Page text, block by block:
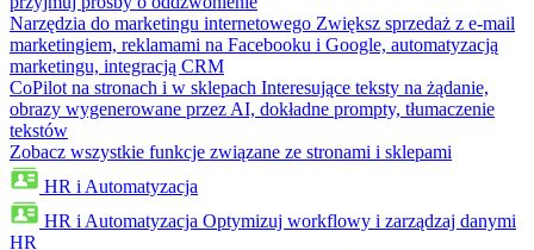
Narzędzia do marketingu internetowego Zwiększ sprzedaż z e-mail
marketingiem, reklamami na Facebooku i Google, automatyzacją
marketingu, integracją CRM
CoPilot na stronach i w sklepach Interesujące teksty na żądanie,
obrazy wygenerowane przez AI, dokładne prompty, tłumaczenie
tekstów
Zobacz wszystkie funkcje związane ze stronami i sklepami
HR i Automatyzacja
HR i Automatyzacja Optymizuj workflowy i zarządzaj danymi
HR